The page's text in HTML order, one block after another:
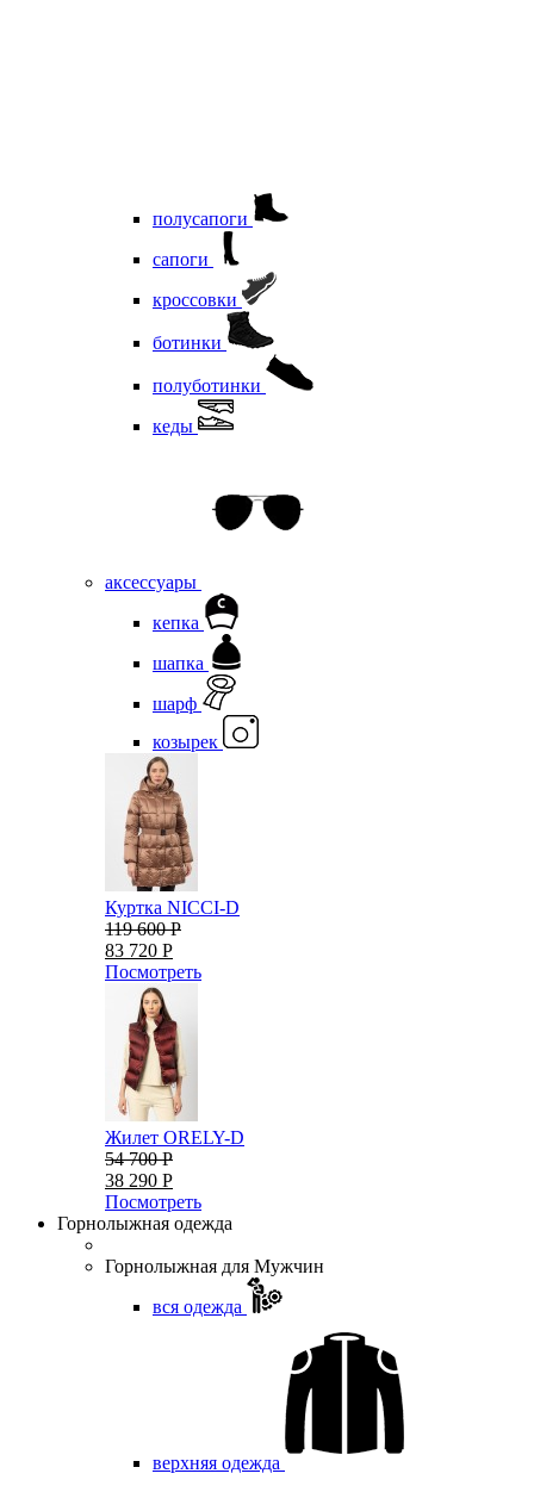
полусапоги
сапоги
кроссовки
ботинки
полуботинки
кеды
аксессуары
кепка
шапка
шарф
козырек
Куртка NICCI-D
119 600 Р
83 720 Р
Посмотреть
Жилет ORELY-D
54 700 Р
38 290 Р
Посмотреть
Горнолыжная одежда
Горнолыжная для Мужчин
вся одежда
верхняя одежда